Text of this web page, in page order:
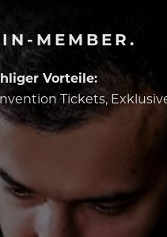
MEMBER.
Vorteile:
Tickets,